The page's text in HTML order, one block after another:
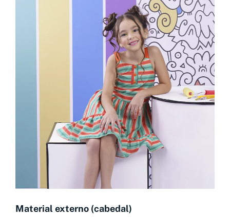
Material externo (cabedal)